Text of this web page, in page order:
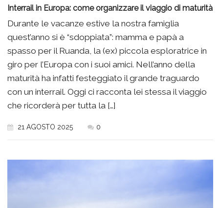
Interrail in Europa: come organizzare il viaggio di maturità
Durante le vacanze estive la nostra famiglia
quest’anno si è “sdoppiata”: mamma e papà a
spasso per il Ruanda, la (ex) piccola esploratrice in
giro per l’Europa con i suoi amici. Nell’anno della
maturità ha infatti festeggiato il grande traguardo
con un interrail. Oggi ci racconta lei stessa il viaggio
che ricorderà per tutta la […]
21 AGOSTO 2025 0